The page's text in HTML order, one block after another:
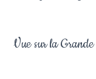
Vue sur la